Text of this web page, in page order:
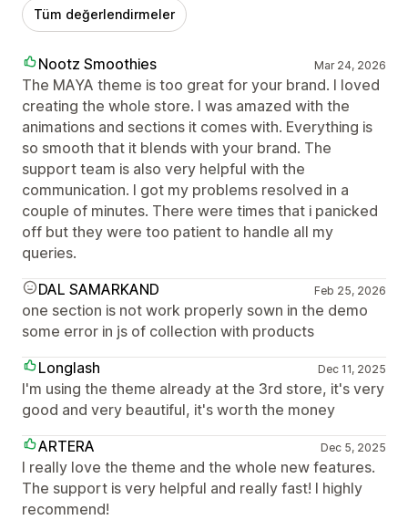
Tüm değerlendirmeler
Nootz Smoothies Mar 24, 2026
The MAYA theme is too great for your brand. I loved
creating the whole store. I was amazed with the
animations and sections it comes with. Everything is
so smooth that it blends with your brand. The
support team is also very helpful with the
communication. I got my problems resolved in a
couple of minutes. There were times that i panicked
off but they were too patient to handle all my
queries.
DAL SAMARKAND
Feb 25, 2026
one section is not work properly sown in the demo
some error in js of collection with products
Longlash
Dec 11, 2025
I'm using the theme already at the 3rd store, it's very
good and very beautiful, it's worth the money
ARTERA
Dec 5, 2025
I really love the theme and the whole new features.
The support is very helpful and really fast! I highly
recommend!